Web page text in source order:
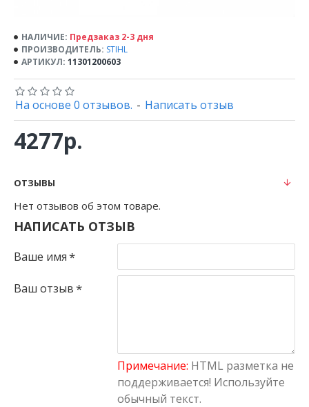
НАЛИЧИЕ: Предзаказ 2-3 дня
ПРОИЗВОДИТЕЛЬ: STIHL
АРТИКУЛ: 11301200603
На основе 0 отзывов. - Написать отзыв
4277р.
ОТЗЫВЫ
Нет отзывов об этом товаре.
НАПИСАТЬ ОТЗЫВ
Ваше имя
Ваш отзыв
Примечание: HTML разметка не
поддерживается! Используйте
обычный текст.